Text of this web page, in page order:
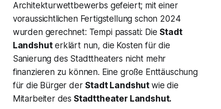
Architekturwettbewerbs gefeiert; mit einer
voraussichtlichen Fertigstellung schon 2024
wurden gerechnet: Tempi passati: Die Stadt
Landshuterklärt nun, die Kosten für die
Sanierung des Stadttheaters nicht mehr
finanzieren zu können. Eine große Enttäuschung
für die Bürger der Stadt Landshut wie die
Mitarbeiter des Stadttheater Landshut.